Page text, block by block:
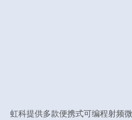
虹科提供多款便携式可编程射频